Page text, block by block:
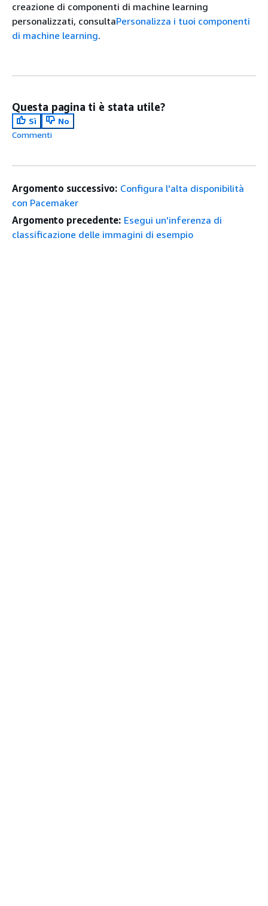
creazione di componenti di machine learning
personalizzati, consultaPersonalizza i tuoi componenti
di machine learning.
Questa pagina ti è stata utile?
Sì
No
Commenti
Argomento successivo: Configura l'alta disponibilità
con Pacemaker
Argomento precedente: Esegui un'inferenza di
classificazione delle immagini di esempio